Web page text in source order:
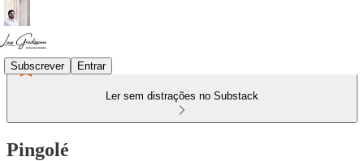
Subscrever Entrar
Ler sem distrações no Substack
Pingolé